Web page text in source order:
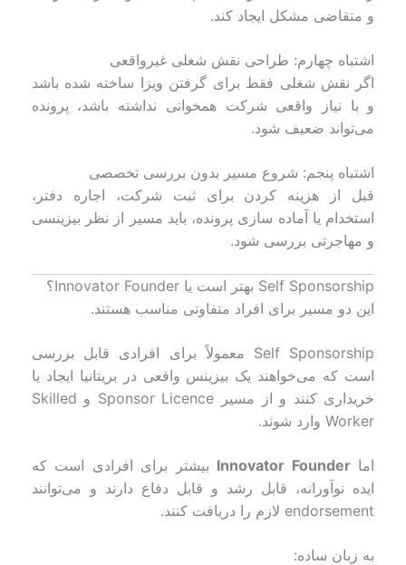
و متقاضی مشکل ایجاد کند.
اشتباه چهارم: طراحی نقش شغلی غیرواقعی
اگر نقش شغلی فقط برای گرفتن ویزا ساخته شده باشد
و با نیاز واقعی شرکت همخوانی نداشته باشد، پرونده
می‌تواند ضعیف شود.
اشتباه پنجم: شروع مسیر بدون بررسی تخصصی
قبل از هزینه کردن برای ثبت شرکت، اجاره دفتر،
استخدام یا آماده سازی پرونده، باید مسیر از نظر بیزینسی
و مهاجرتی بررسی شود.
Self Sponsorship بهتر است یا Innovator Founder؟
این دو مسیر برای افراد متفاوتی مناسب هستند.
Self Sponsorship معمولاً برای افرادی قابل بررسی
است که می‌خواهند یک بیزینس واقعی در بریتانیا ایجاد یا
خریداری کنند و از مسیر Sponsor Licence و Skilled
Worker وارد شوند.
اماInnovator Founder بیشتر برای افرادی است که
ایده نوآورانه، قابل رشد و قابل دفاع دارند و می‌توانند
endorsement لازم را دریافت کنند.
به زبان ساده: